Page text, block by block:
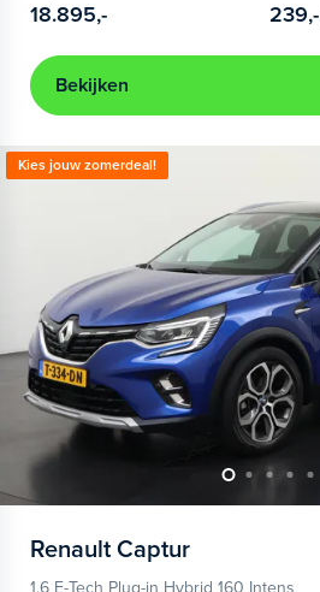
18.895,- 239,-
Bekijken
Kies jouw zomerdeal!
Renault Captur